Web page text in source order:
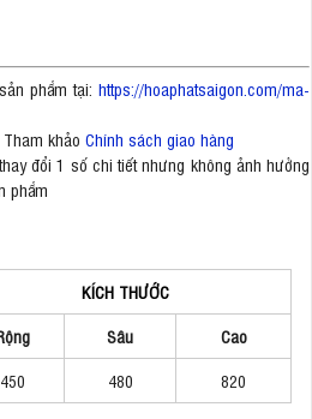
phẩm tại: https://hoaphatsaigon.com/ma-
. Tham khảo Chính sách giao hàng
đổi 1 số chi tiết nhưng không ảnh hưởng
phẩm
KÍCH THƯỚC
Sâu
Cao
450 480 820